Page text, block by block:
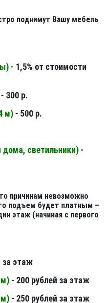
поднимут Вашу мебель
- 1,5% от стоимости
- 300 р.
м) - 500 р.
светильники) -
причинам невозможно
подъем будет платным –
этаж (начиная с первого
за этаж
) - 200 рублей за этаж
) - 250 рублей за этаж